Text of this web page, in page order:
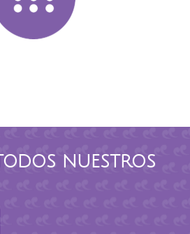
NUESTROS